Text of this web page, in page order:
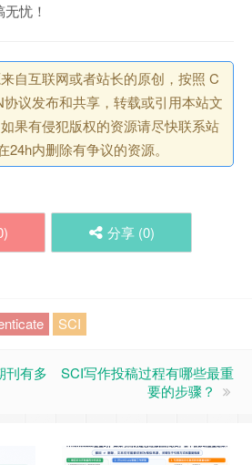
忧！
自互联网或者站长的原创，按照 C
议发布和共享，转载或引用本站文
果有侵犯版权的资源请尽快联系站
24h内删除有争议的资源。
) 分享 (0)
SCI
刊有多
SCI写作投稿过程有哪些最重
要的步骤？